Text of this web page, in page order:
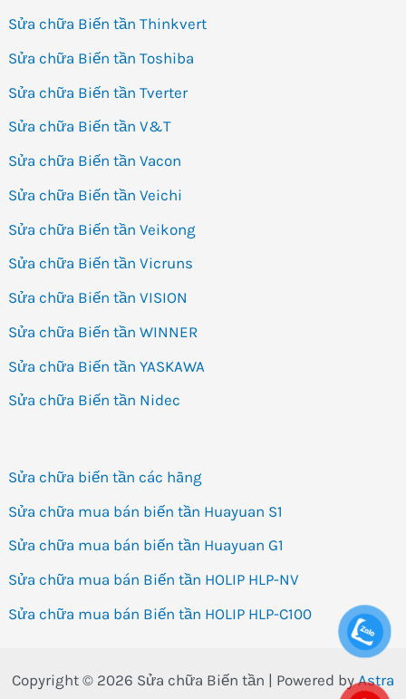
Sửa chữa Biến tần Thinkvert
Sửa chữa Biến tần Toshiba
Sửa chữa Biến tần Tverter
Sửa chữa Biến tần V&T
Sửa chữa Biến tần Vacon
Sửa chữa Biến tần Veichi
Sửa chữa Biến tần Veikong
Sửa chữa Biến tần Vicruns
Sửa chữa Biến tần VISION
Sửa chữa Biến tần WINNER
Sửa chữa Biến tần YASKAWA
Sửa chữa Biến tần Nidec
Sửa chữa biến tần các hãng
Sửa chữa mua bán biến tần Huayuan S1
Sửa chữa mua bán biến tần Huayuan G1
Sửa chữa mua bán Biến tần HOLIP HLP-NV
Sửa chữa mua bán Biến tần HOLIP HLP-C100
Copyright © 2026 Sửa chữa Biến tần | Powered byAstra